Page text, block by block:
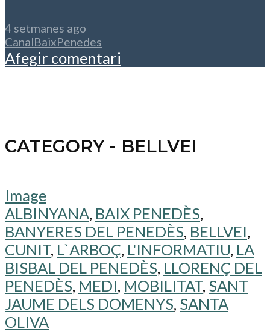
4 setmanes ago
CanalBaixPenedes
Afegir comentari
CATEGORY - BELLVEI
Image
ALBINYANA, BAIX PENEDÈS,
BANYERES DEL PENEDÈS, BELLVEI,
CUNIT, L`ARBOÇ, L'INFORMATIU, LA
BISBAL DEL PENEDÈS, LLORENÇ DEL
PENEDÈS, MEDI, MOBILITAT, SANT
JAUME DELS DOMENYS, SANTA
OLIVA